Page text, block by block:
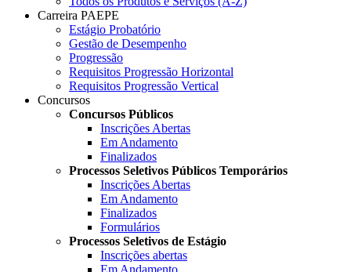
Carreira PAEPE
Estágio Probatório
Gestão de Desempenho
Progressão
Requisitos Progressão Horizontal
Requisitos Progressão Vertical
Concursos
Concursos Públicos
Inscrições Abertas
Em Andamento
Finalizados
Processos Seletivos Públicos Temporários
Inscrições Abertas
Em Andamento
Finalizados
Formulários
Processos Seletivos de Estágio
Inscrições abertas